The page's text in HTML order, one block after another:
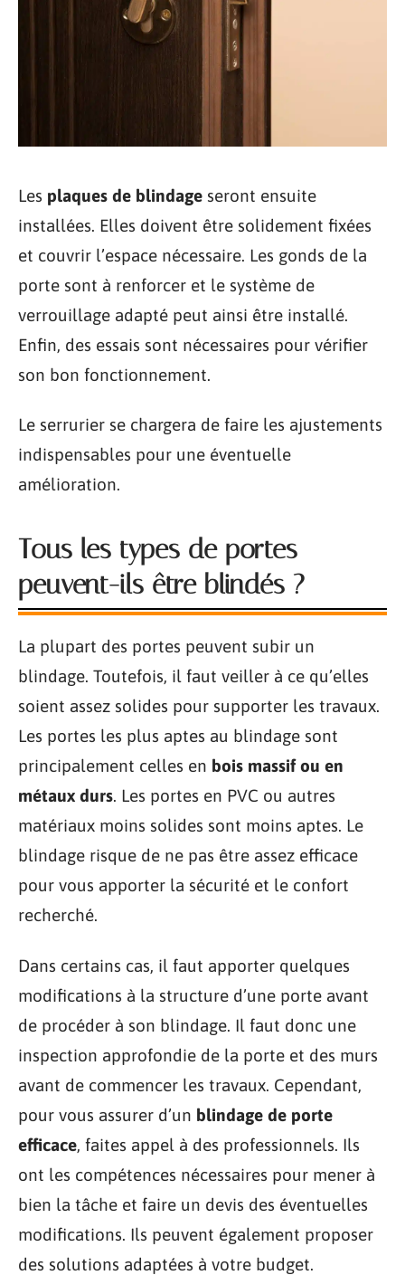
Les plaques de blindage seront ensuite
installées. Elles doivent être solidement fixées
et couvrir l’espace nécessaire. Les gonds de la
porte sont à renforcer et le système de
verrouillage adapté peut ainsi être installé.
Enfin, des essais sont nécessaires pour vérifier
son bon fonctionnement.
Le serrurier se chargera de faire les ajustements
indispensables pour une éventuelle
amélioration.
Tous les types de portes
peuvent-ils être blindés ?
La plupart des portes peuvent subir un
blindage. Toutefois, il faut veiller à ce qu’elles
soient assez solides pour supporter les travaux.
Les portes les plus aptes au blindage sont
principalement celles en bois massif ou en
métaux durs. Les portes en PVC ou autres
matériaux moins solides sont moins aptes. Le
blindage risque de ne pas être assez efficace
pour vous apporter la sécurité et le confort
recherché.
Dans certains cas, il faut apporter quelques
modifications à la structure d’une porte avant
de procéder à son blindage. Il faut donc une
inspection approfondie de la porte et des murs
avant de commencer les travaux. Cependant,
pour vous assurer d’un blindage de porte
efficace, faites appel à des professionnels. Ils
ont les compétences nécessaires pour mener à
bien la tâche et faire un devis des éventuelles
modifications. Ils peuvent également proposer
des solutions adaptées à votre budget.